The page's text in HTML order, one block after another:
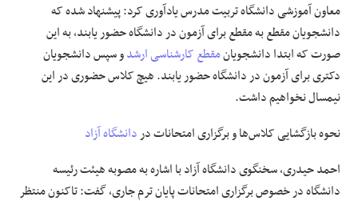
معاون آموزشی دانشگاه تربیت مدرس یادآوری کرد: پیشنهاد شده که
دانشجویان مقطع به مقطع برای آزمون در دانشگاه حضور یابند، به این
صورت که ابتدا دانشجویانمقطع کارشناسی ارشدو سپس دانشجویان
دکتری برای آزمون در دانشگاه حضور یابند. هیچ کلاس حضوری در این
نیمسال نخواهیم داشت.
نحوه بازگشایی کلاس‌ها و برگزاری امتحانات دردانشگاه آزاد
احمد حیدری، سخنگوی دانشگاه آزاد با اشاره به مصوبه هیئت رئیسه
دانشگاه در خصوص برگزاری امتحانات پایان ترم جاری، گفت: تاکنون منتظر